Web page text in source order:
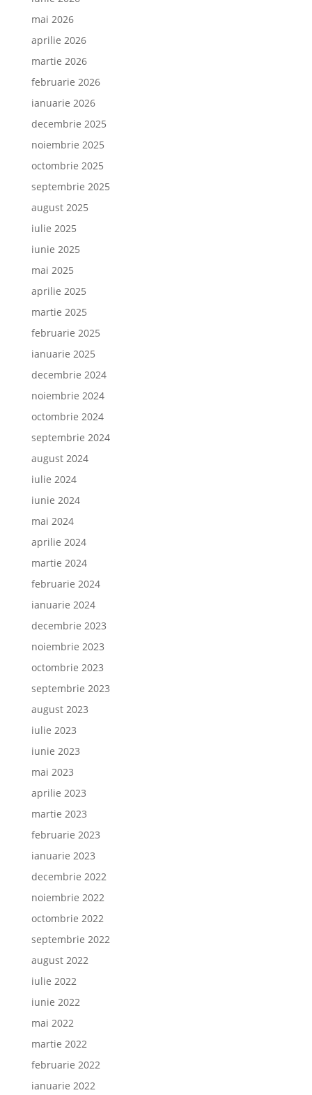
mai 2026
aprilie 2026
martie 2026
februarie 2026
ianuarie 2026
decembrie 2025
noiembrie 2025
octombrie 2025
septembrie 2025
august 2025
iulie 2025
iunie 2025
mai 2025
aprilie 2025
martie 2025
februarie 2025
ianuarie 2025
decembrie 2024
noiembrie 2024
octombrie 2024
septembrie 2024
august 2024
iulie 2024
iunie 2024
mai 2024
aprilie 2024
martie 2024
februarie 2024
ianuarie 2024
decembrie 2023
noiembrie 2023
octombrie 2023
septembrie 2023
august 2023
iulie 2023
iunie 2023
mai 2023
aprilie 2023
martie 2023
februarie 2023
ianuarie 2023
decembrie 2022
noiembrie 2022
octombrie 2022
septembrie 2022
august 2022
iulie 2022
iunie 2022
mai 2022
martie 2022
februarie 2022
ianuarie 2022